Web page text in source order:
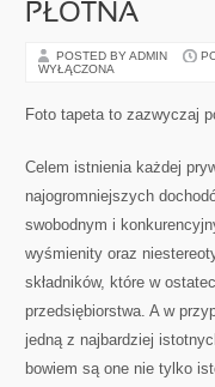
PŁÓTNA
POSTED BY ADMIN
WYŁĄCZONA
Foto tapeta to zazwyczaj
Celem istnienia każdej
najogromniejszych
swobodnym i
wyśmienity oraz
składników, które w
przedsiębiorstwa. A w
jedną z najbardziej
bowiem są one nie tylko